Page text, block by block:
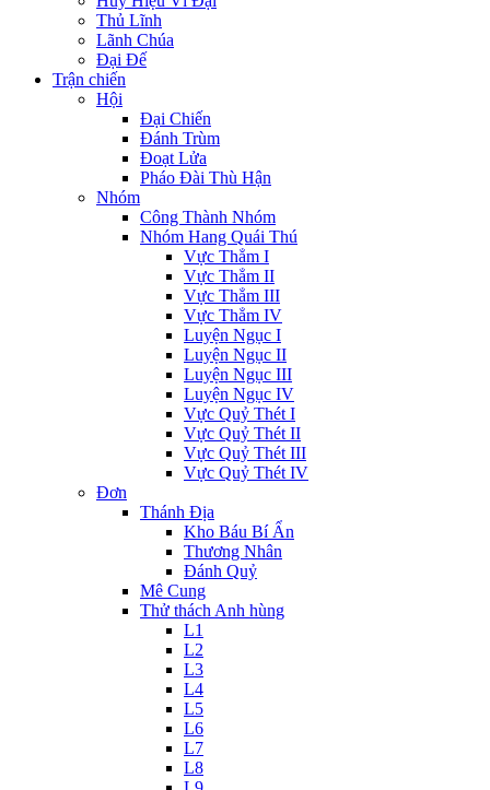
Thủ Lĩnh
Lãnh Chúa
Đại Đế
Trận chiến
Hội
Đại Chiến
Đánh Trùm
Đoạt Lửa
Pháo Đài Thù Hận
Nhóm
Công Thành Nhóm
Nhóm Hang Quái Thú
Vực Thẳm I
Vực Thẳm II
Vực Thẳm III
Vực Thẳm IV
Luyện Ngục I
Luyện Ngục II
Luyện Ngục III
Luyện Ngục IV
Vực Quỷ Thét I
Vực Quỷ Thét II
Vực Quỷ Thét III
Vực Quỷ Thét IV
Đơn
Thánh Địa
Kho Báu Bí Ẩn
Thương Nhân
Đánh Quỷ
Mê Cung
Thử thách Anh hùng
L1
L2
L3
L4
L5
L6
L7
L8